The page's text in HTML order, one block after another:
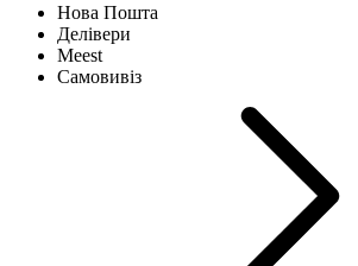
Нова Пошта
Делівери
Meest
Самовивіз